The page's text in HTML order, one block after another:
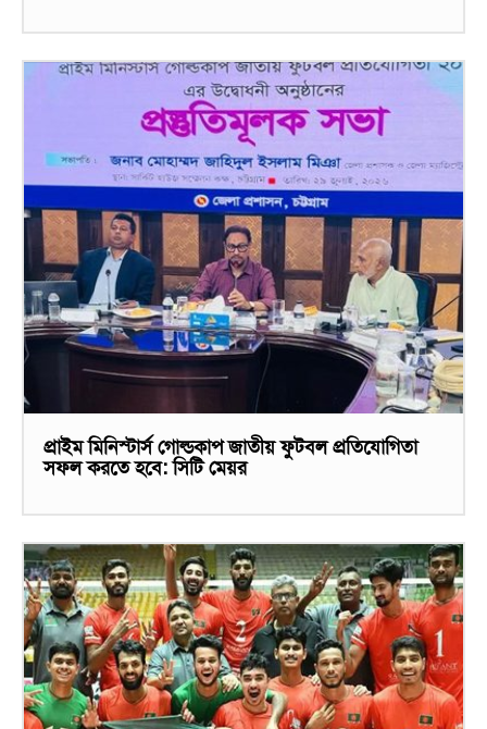
প্রাইম মিনিস্টার্স গোল্ডকাপ জাতীয় ফুটবল প্রতিযোগিতা
সফল করতে হবে: সিটি মেয়র